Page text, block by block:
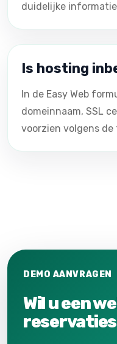
duidelijke
Is hosting
In de Easy Web
domeinnaam, SSL
voorzien volgens
DEMO AANVRAGEN
Wil u een